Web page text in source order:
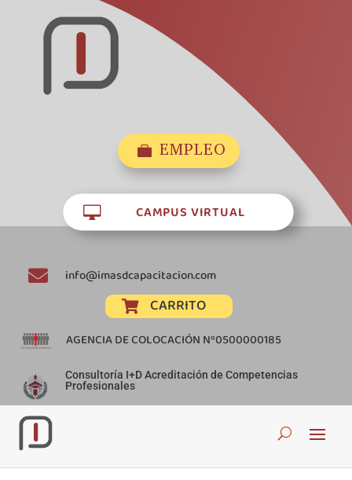
 EMPLEO
 CAMPUS VIRTUAL
 info@imasdcapacitacion.com
 CARRITO
AGENCIA DE COLOCACIÓN Nº0500000185
Consultoría I+D Acreditación de Competencias
Profesionales